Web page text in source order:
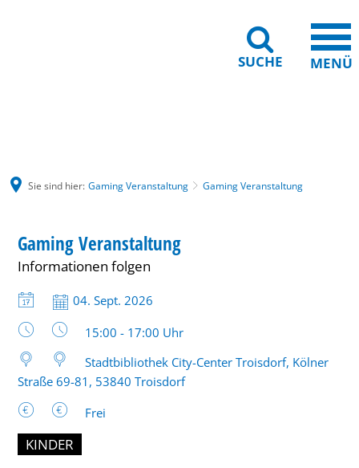
SUCHE MENÜ
Sie sind hier: Gaming Veranstaltung Gaming Veranstaltung
Veranstaltung
KATEGORIE: BIBLIOTHEK
Gaming Veranstaltung
Informationen folgen
Datum:
04. Sept. 2026
Uhrzeit:
15:00 - 17:00 Uhr
Stadtbibliothek City-Center Troisdorf, Kölner
Straße 69-81, 53840 Troisdorf
Frei
KINDER